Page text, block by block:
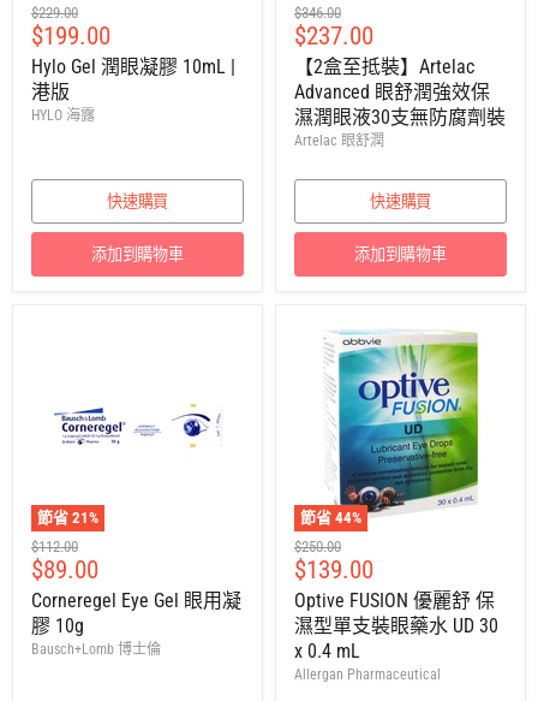
建
議
零
售
價
$229.00
售
價
$199.00
Hylo Gel 潤眼凝膠 10mL |
港版
HYLO 海露
快速購買
添加到購物車
建
議
零
售
價
$346.00
售
價
$237.00
【2盒至抵裝】Artelac
Advanced 眼舒潤強效保
濕潤眼液30支無防腐劑裝
Artelac 眼舒潤
快速購買
添加到購物車
節省 21%
建
議
零
售
價
$112.00
售
價
$89.00
Corneregel Eye Gel 眼用凝
膠 10g
Bausch+Lomb 博士倫
節省 44%
建
議
零
售
價
$250.00
售
價
$139.00
Optive FUSION 優麗舒 保
濕型單支裝眼藥水 UD 30
x 0.4 mL
Allergan Pharmaceutical